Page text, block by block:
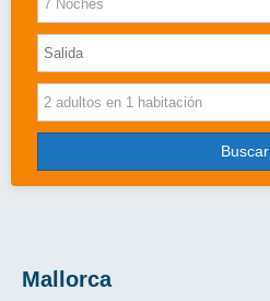
Caribe
Bahia Principe
Cruceros
Grandes Viajes
Más..
Buscar
Mallorca